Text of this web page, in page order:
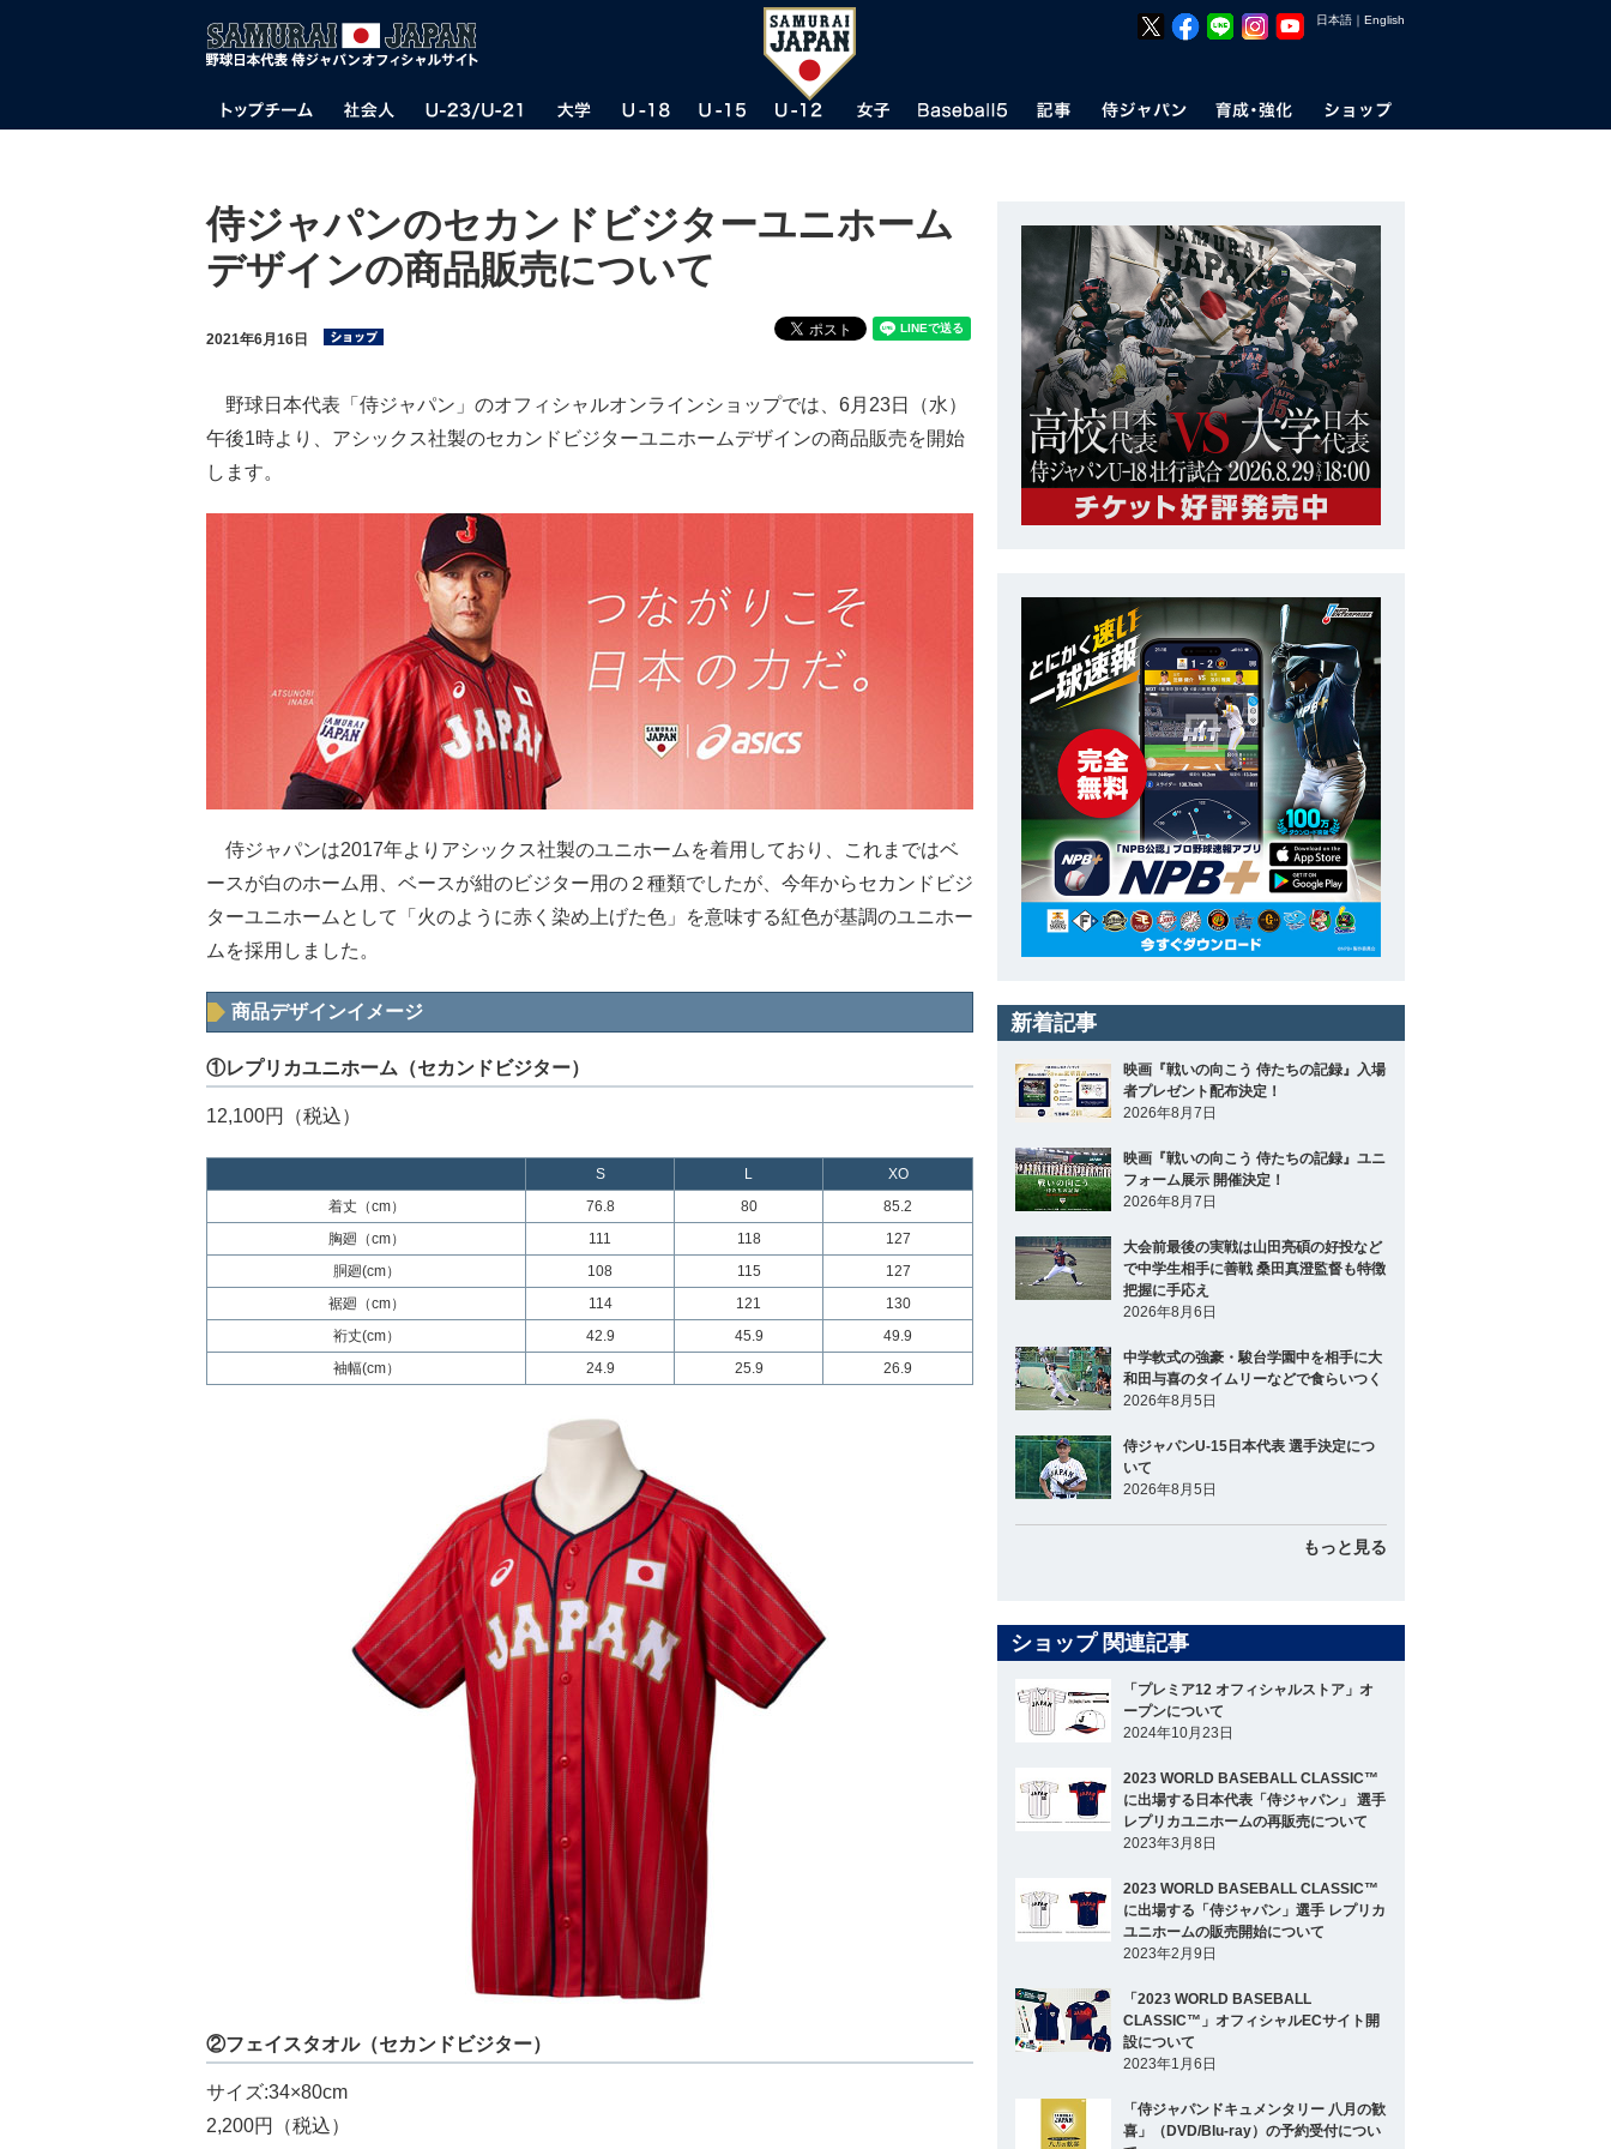
日本語 ｜ English
侍ジャパンのセカンドビジターユニホーム
デザインの商品販売について
2021年6月16日
野球日本代表「侍ジャパン」のオフィシャルオンラインショップでは、6月23日（水）
午後1時より、アシックス社製のセカンドビジターユニホームデザインの商品販売を開始
します。
侍ジャパンは2017年よりアシックス社製のユニホームを着用しており、これまではベ
ースが白のホーム用、ベースが紺のビジター用の２種類でしたが、今年からセカンドビジ
ターユニホームとして「火のように赤く染め上げた色」を意味する紅色が基調のユニホー
ムを採用しました。
商品デザインイメージ
①レプリカユニホーム（セカンドビジター）
12,100円（税込）
S L
XO
着丈（cm）
76.8 80
85.2
胸廻（cm）
111 118
127
胴廻(cm）
108 115
127
裾廻（cm）
114 121
130
裄丈(cm）
42.9 45.9
49.9
袖幅(cm）
24.9 25.9 26.9
②フェイスタオル（セカンドビジター）
サイズ:34×80cm
2,200円（税込）
新着記事
映画『戦いの向こう 侍たちの記録』入場
者プレゼント配布決定！
2026年8月7日
映画『戦いの向こう 侍たちの記録』ユニ
フォーム展示 開催決定！
2026年8月7日
大会前最後の実戦は山田亮碩の好投など
で中学生相手に善戦 桑田真澄監督も特徴
把握に手応え
2026年8月6日
中学軟式の強豪・駿台学園中を相手に大
和田与喜のタイムリーなどで食らいつく
2026年8月5日
侍ジャパンU-15日本代表 選手決定につ
いて
2026年8月5日
もっと見る
ショップ 関連記事
「プレミア12 オフィシャルストア」オ
ープンについて
2024年10月23日
2023 WORLD BASEBALL CLASSIC™
に出場する日本代表「侍ジャパン」 選手
レプリカユニホームの再販売について
2023年3月8日
2023 WORLD BASEBALL CLASSIC™
に出場する「侍ジャパン」選手 レプリカ
ユニホームの販売開始について
2023年2月9日
「2023 WORLD BASEBALL
CLASSIC™」オフィシャルECサイト開
設について
2023年1月6日
「侍ジャパンドキュメンタリー 八月の歓
喜」（DVD/Blu-ray）の予約受付につい